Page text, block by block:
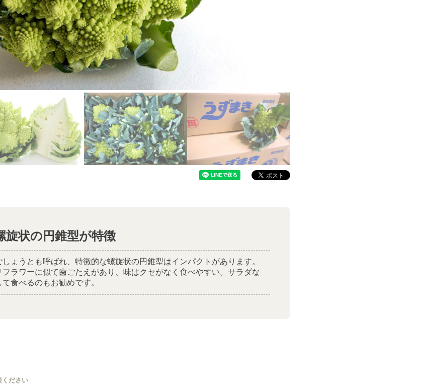
旋状の円錐型が特徴
ょうとも呼ばれ、特徴的な螺旋状の円錐型はインパクトがあります。
ラワーに似て歯ごたえがあり、味はクセがなく食べやすい。サラダな
食べるのもお勧めです。
ください